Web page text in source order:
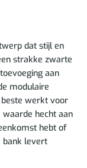
dat stijl en
strakke zwarte
aan
modulaire
werkt voor
hecht aan
hebt of
bank levert